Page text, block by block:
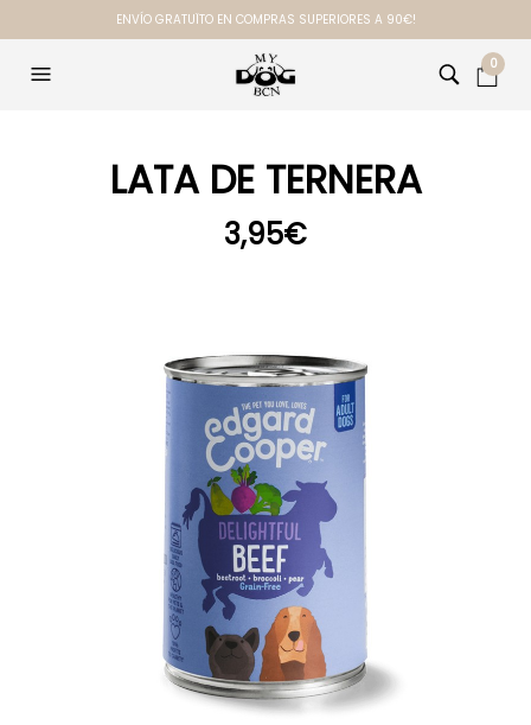
ENVÍO GRATUÏTO EN COMPRAS SUPERIORES A 90€!
0
LATA DE TERNERA
3,95€